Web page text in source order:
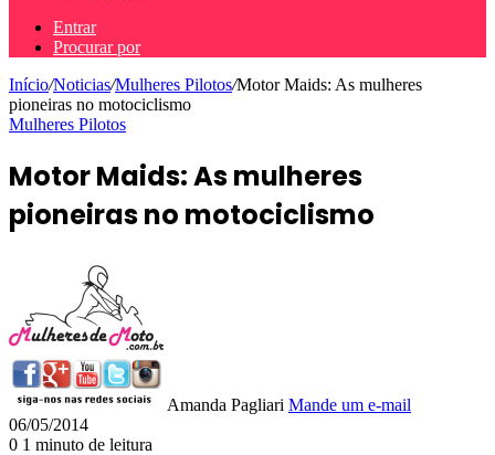
Entrar
Procurar por
Início/Noticias/Mulheres Pilotos/Motor Maids: As mulheres
pioneiras no motociclismo
Mulheres Pilotos
Motor Maids: As mulheres
pioneiras no motociclismo
Amanda Pagliari Mande um e-mail
06/05/2014
0 1 minuto de leitura